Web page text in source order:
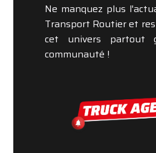
Devenir
Connectez-
Ne manquez plus
Transport Routier et
cet univers partout
communauté !